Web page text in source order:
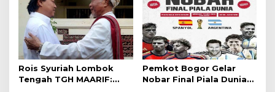
Rois Syuriah Lombok
Tengah TGH MAARIF:
Pemkot Bogor Gelar
Nobar Final Piala Dunia